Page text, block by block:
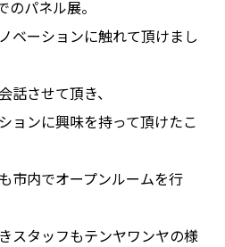
パネル展。
ベーションに触れて頂けまし
話させて頂き、
ョンに興味を持って頂けたこ
市内でオープンルームを行
スタッフもテンヤワンヤの様